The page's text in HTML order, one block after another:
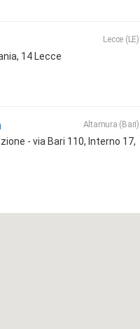
Lecce (LE)
14 Lecce
Altamura (Bari)
- via Bari 110, Interno 17,